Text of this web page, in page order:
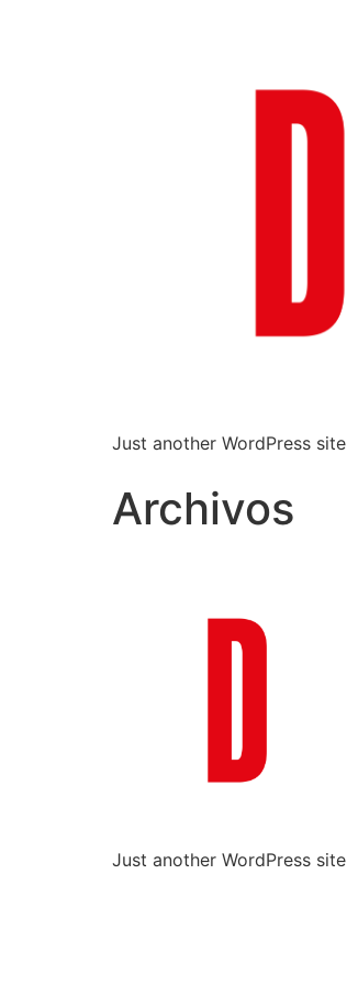
Just another WordPress site
Archivos
Just another WordPress site